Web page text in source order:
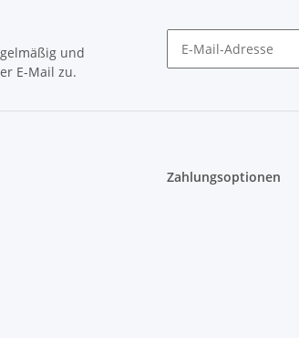
und
E-Mail zu.
Zahlungsoptionen